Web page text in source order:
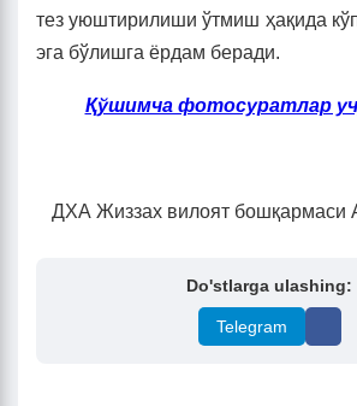
тез уюштирилиши ўтмиш ҳақида
эга бўлишга ёрдам беради.
Қўшимча фотосуратлар
ДХА Жиззах вилоят бошқармаси
Do'stlarga ulashing:
Telegram